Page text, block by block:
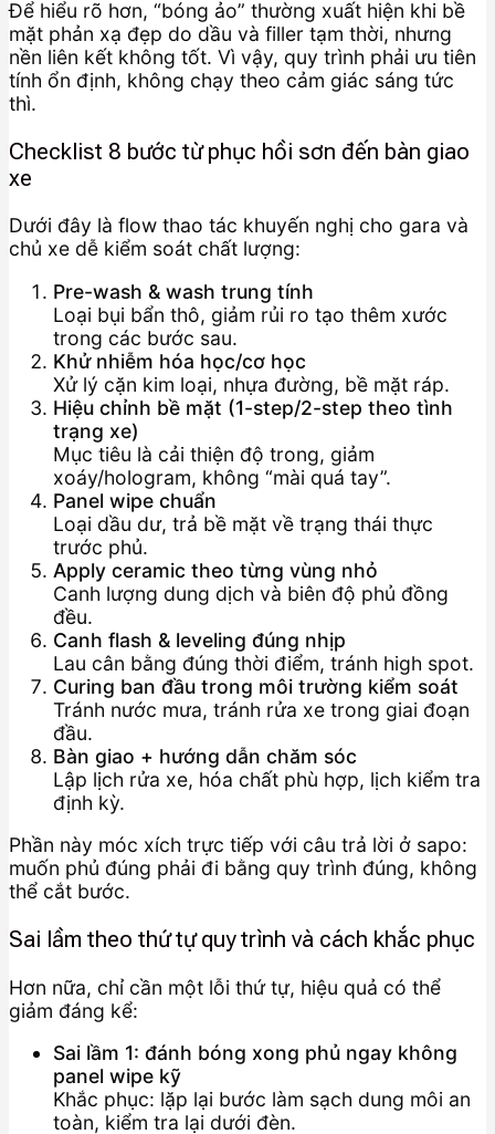
Để hiểu rõ hơn, “bóng ảo” thường xuất hiện khi bề
mặt phản xạ đẹp do dầu và filler tạm thời, nhưng
nền liên kết không tốt. Vì vậy, quy trình phải ưu tiên
tính ổn định, không chạy theo cảm giác sáng tức
thì.
Checklist 8 bước từ phục hồi sơn đến bàn giao
xe
Dưới đây là flow thao tác khuyến nghị cho gara và
chủ xe dễ kiểm soát chất lượng:
Pre-wash & wash trung tính
Loại bụi bẩn thô, giảm rủi ro tạo thêm xước
trong các bước sau.
Khử nhiễm hóa học/cơ học
Xử lý cặn kim loại, nhựa đường, bề mặt ráp.
Hiệu chỉnh bề mặt (1-step/2-step theo tình
trạng xe)
Mục tiêu là cải thiện độ trong, giảm
xoáy/hologram, không “mài quá tay”.
Panel wipe chuẩn
Loại dầu dư, trả bề mặt về trạng thái thực
trước phủ.
Apply ceramic theo từng vùng nhỏ
Canh lượng dung dịch và biên độ phủ đồng
đều.
Canh flash & leveling đúng nhịp
Lau cân bằng đúng thời điểm, tránh high spot.
Curing ban đầu trong môi trường kiểm soát
Tránh nước mưa, tránh rửa xe trong giai đoạn
đầu.
Bàn giao + hướng dẫn chăm sóc
Lập lịch rửa xe, hóa chất phù hợp, lịch kiểm tra
định kỳ.
Phần này móc xích trực tiếp với câu trả lời ở sapo:
muốn phủ đúng phải đi bằng quy trình đúng, không
thể cắt bước.
Sai lầm theo thứ tự quy trình và cách khắc phục
Hơn nữa, chỉ cần một lỗi thứ tự, hiệu quả có thể
giảm đáng kể:
Sai lầm 1: đánh bóng xong phủ ngay không
panel wipe kỹ
Khắc phục: lặp lại bước làm sạch dung môi an
toàn, kiểm tra lại dưới đèn.